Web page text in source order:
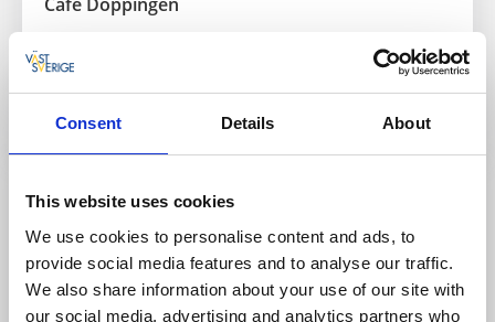
Consent Details About
This website uses cookies
We use cookies to personalise content and ads, to
provide social media features and to analyse our traffic.
We also share information about your use of our site with
our social media, advertising and analytics partners who
4.2★
Café med förstklassig fågelspan vid Hornborgasjön
Läs mer